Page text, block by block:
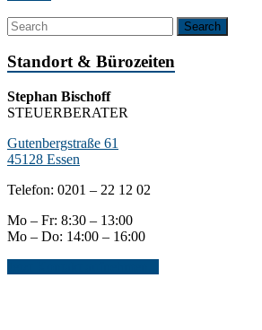
Standort & Bürozeiten
Stephan Bischoff
STEUERBERATER
Gutenbergstraße 61
45128 Essen
Telefon: 0201 – 22 12 02
Mo – Fr: 8:30 – 13:00
Mo – Do: 14:00 – 16:00